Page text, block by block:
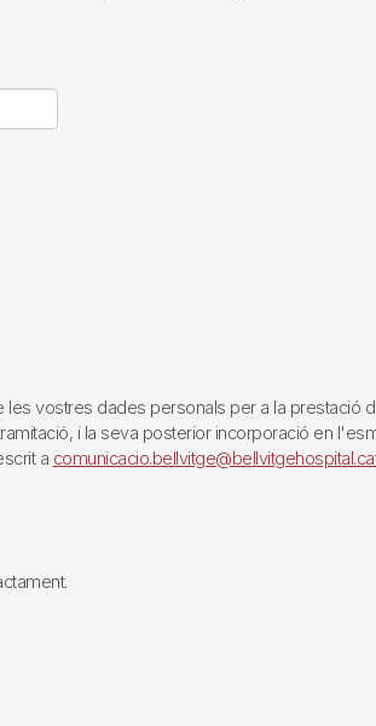
vostres dades personals per a la prestació
i la seva posterior incorporació en
a